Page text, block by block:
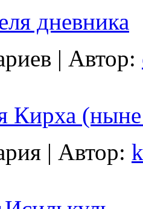
дневника
| Автор:
Кирха
| Автор: